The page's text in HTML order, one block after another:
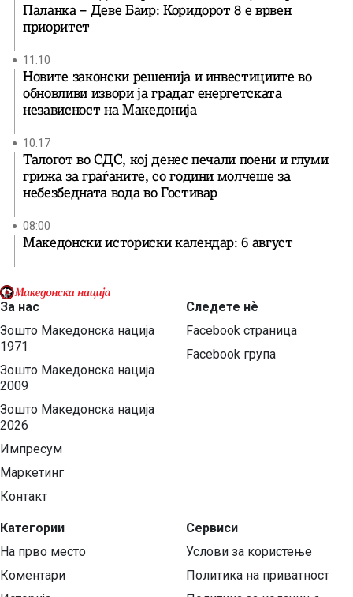
Паланка – Деве Баир: Коридорот 8 е врвен
приоритет
11:10
Новите законски решенија и инвестициите во
обновливи извори ја градат енергетската
независност на Македонија
10:17
Талогот во СДС, кој денес печали поени и глуми
грижа за граѓаните, со години молчеше за
небезбедната вода во Гостивар
08:00
Македонски историски календар: 6 август
За нас
Зошто Македонска нација
1971
Зошто Македонска нација
2009
Зошто Македонска нација
2026
Импресум
Маркетинг
Контакт
Категории
На прво место
Коментари
Следете нѐ
Facebook страница
Facebook група
Сервиси
Услови за користење
Политика на приватност